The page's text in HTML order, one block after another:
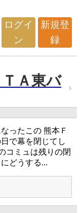
ログイ
ン
新規登
録
Ａ東バ
ったこの 熊本Ｆ
で幕を閉じてし
コミュは残りの閉
どうする...